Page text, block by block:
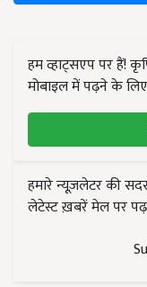
हम व्हाट्सएप पर हैं!
मोबाइल में पढ़ने के
हमारे न्यूज़लेटर की
लेटेस्ट ख़बरें मेल पर